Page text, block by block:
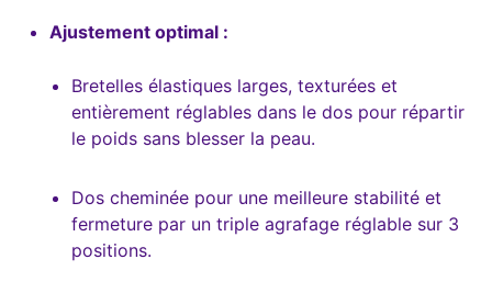
Ajustement optimal :
Bretelles élastiques larges, texturées et
entièrement réglables dans le dos pour répartir
le poids sans blesser la peau.
Dos cheminée pour une meilleure stabilité et
fermeture par un triple agrafage réglable sur 3
positions.